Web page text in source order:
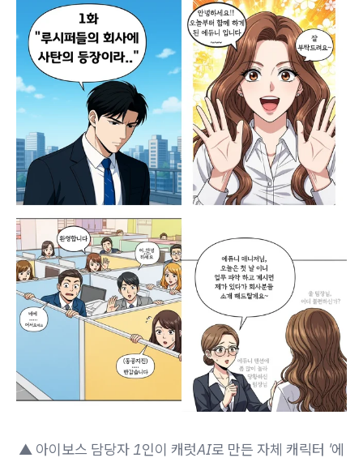
▲ 아이보스 담당자 1인이 캐럿AI로 만든 자체 캐릭터 '에